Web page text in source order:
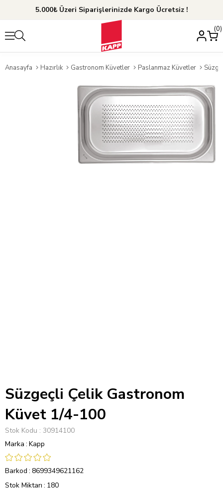
5.000₺ Üzeri Siparişlerinizde Kargo Ücretsiz !
0
Anasayfa Hazırlık Gastronom Küvetler Paslanmaz Küvetler
Süzgeçli Çelik Gastronom
Küvet 1/4-100
Stok Kodu
30914100
Marka : Kapp
Barkod : 8699349621162
Stok Miktarı : 180